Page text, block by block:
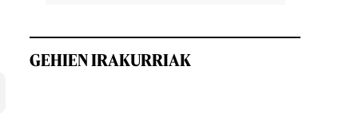
GEHIEN IRAKURRIAK